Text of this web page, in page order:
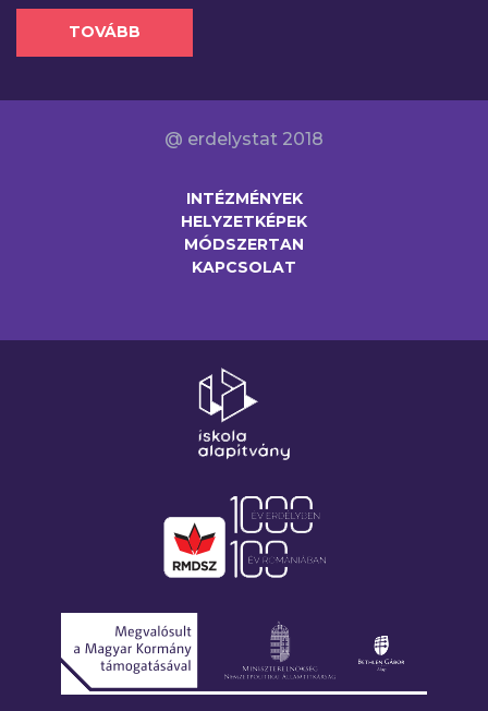
TOVÁBB
@ erdelystat 2018
INTÉZMÉNYEK
HELYZETKÉPEK
MÓDSZERTAN
KAPCSOLAT